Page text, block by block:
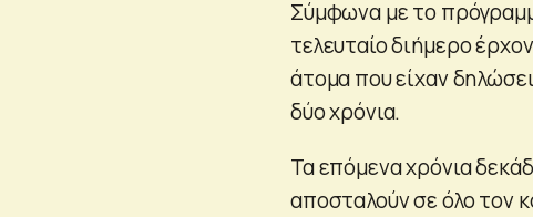
Σύμφωνα με το
τελευταίο διήμερο
άτομα που είχαν
δύο χρόνια.
Τα επόμενα χρόνια
αποσταλούν σε όλο τον